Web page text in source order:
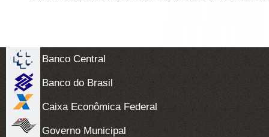
Banco Central
Banco do Brasil
Caixa Econômica Federal
Governo Municipal